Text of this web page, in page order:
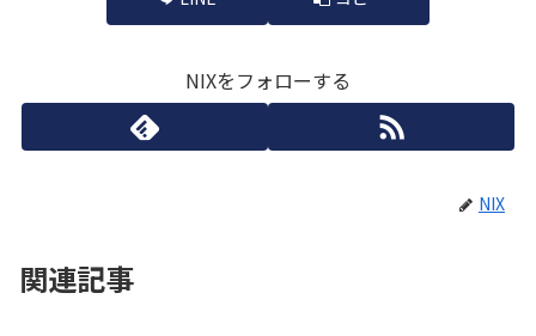
NIXをフォローする
NIX
関連記事